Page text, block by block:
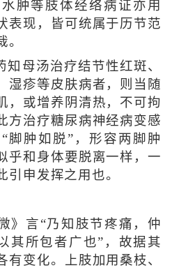
肿等肢体经络病证亦用
表现，皆可统属于历节范
。
知母汤治疗结节性红斑、
湿疹等皮肤病者，则当随
，或增养阴清热，不可拘
方治疗糖尿病神经病变感
脚肿如脱”，形容两脚肿
乎和身体要脱离一样，一
引申发挥之用也。
》言“乃知肢节疼痛，仲
其所包者广也”，故据其
有变化。上肢加用桑枝、